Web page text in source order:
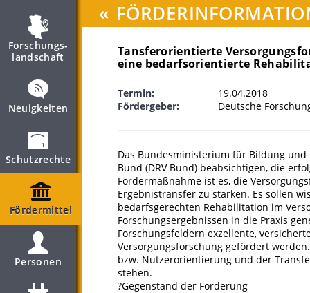
Forschungs­
landschaft
Neuigkeiten
Schutzrechte
Fördermittel
Personen
«
Tansferorientierte
eine bedarfsorientierte
Termin:
19.04.2018
Fördergeber:
Deutsche
Das Bundesministerium für Bildung und
Bund (DRV Bund) beabsichtigen, die
Fördermaßnahme ist es, die
Ergebnistransfer zu stärken. Es sollen
bedarfsgerechten Rehabilitation im
Forschungsergebnissen in die Praxis
Forschungsfeldern exzellente,
Versorgungsforschung gefördert
bzw. Nutzerorientierung und der
stehen.
?Gegenstand der Förderung